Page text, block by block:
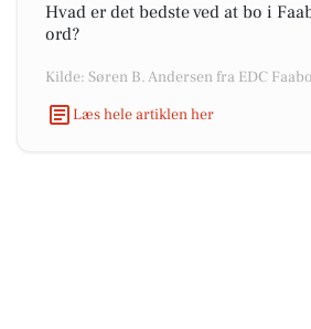
Hvad er det bedste ved at bo i
ord?
Kilde: Søren B. Andersen fra EDC
Læs hele artiklen her